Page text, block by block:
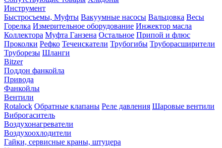
Инструмент
Быстросъемы, Муфты Вакуумные насосы Вальцовка Весы
Горелка Измерительное оборудование Инжектор масла
Коллектора Муфта Ганзена Остальное Припой и флюс
Проколки Рефко Течеискатели Трубогибы Труборасширители
Труборезы Шланги
Bitzer
Поддон фанкойла
Привода
Фанкойлы
Вентили
Rotalock Обратные клапаны Реле давления Шаровые вентили
Виброгаситель
Воздухонагреватели
Воздухоохлодители
Гайки, сервисные краны, штуцера